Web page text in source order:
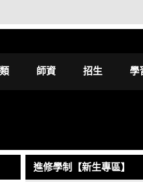
修學士學
師資 招生 學
進修學制【新生專區】